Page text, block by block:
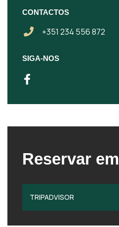
CONTACTOS
+351 234 556 872
SIGA-NOS
Reservar em
TRIPADVISOR